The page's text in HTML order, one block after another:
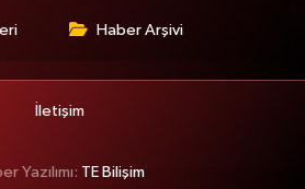
Haber Arşivi
İletişim
Yazılımı: TE Bilişim